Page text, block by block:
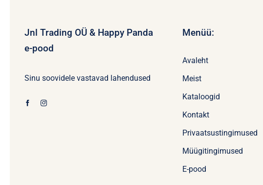
Jnl Trading OÜ & Happy Panda
e-pood
Sinu soovidele vastavad lahendused
Menüü:
Avaleht
Meist
Kataloogid
Kontakt
Privaatsustingimused
Müügitingimused
E-pood